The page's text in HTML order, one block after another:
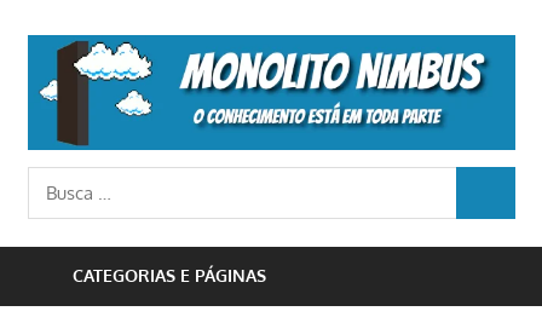
content
o
conhecimento
Busca
para:
CATEGORIAS E PÁGINAS